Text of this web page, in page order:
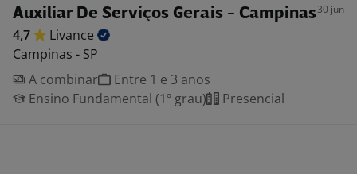
Auxiliar De Serviços Gerais - Campinas30 jun
4,7
Livance
Campinas - SP
A combinar
Entre 1 e 3 anos
Ensino Fundamental (1º grau)
Presencial